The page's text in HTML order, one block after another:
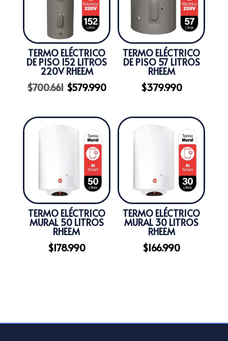
TERMO ELÉCTRICO
DE PISO 152 LITROS
220V RHEEM
$700.661 El
original
era:
$700.661.
$579.990El
actual
es:
$579.990.
TERMO ELÉCTRICO
DE PISO 57 LITROS
RHEEM
$379.990
TERMO ELÉCTRICO
MURAL 50 LITROS
RHEEM
$178.990
TERMO ELÉCTRICO
MURAL 30 LITROS
RHEEM
$166.990